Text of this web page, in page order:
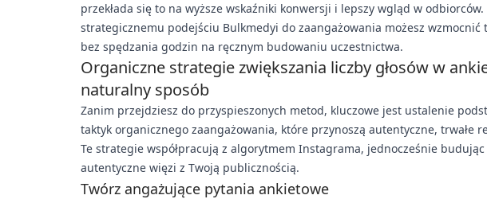
przekłada się to na wyższe wskaźniki konwersji i lepszy wgląd w odbiorców.
strategicznemu podejściu Bulkmedyi do zaangażowania możesz wzmocnić
bez spędzania godzin na ręcznym budowaniu uczestnictwa.
Organiczne strategie zwiększania liczby głosów w
naturalny sposób
Zanim przejdziesz do przyspieszonych metod, kluczowe jest ustalenie
taktyk organicznego zaangażowania, które przynoszą autentyczne, trwałe
Te strategie współpracują z algorytmem Instagrama, jednocześnie budując
autentyczne więzi z Twoją publicznością.
Twórz angażujące pytania ankietowe